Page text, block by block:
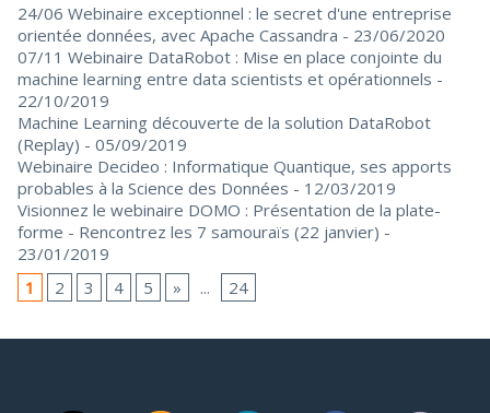
24/06 Webinaire exceptionnel : le secret d'une entreprise
orientée données, avec Apache Cassandra - 23/06/2020
07/11 Webinaire DataRobot : Mise en place conjointe du
machine learning entre data scientists et opérationnels -
22/10/2019
Machine Learning découverte de la solution DataRobot
(Replay) - 05/09/2019
Webinaire Decideo : Informatique Quantique, ses apports
probables à la Science des Données - 12/03/2019
Visionnez le webinaire DOMO : Présentation de la plate-
forme - Rencontrez les 7 samouraïs (22 janvier) -
23/01/2019
1
2 3 4 5 » ... 24